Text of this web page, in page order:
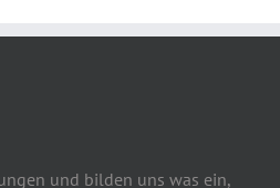
und bilden uns was ein,